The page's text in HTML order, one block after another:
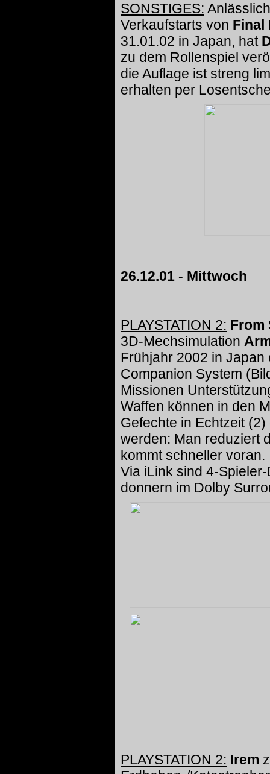
SONSTIGES:
Verkaufstarts von Final
31.01.02 in Japan, hat
zu dem Rollenspiel
die Auflage ist streng
erhalten per
26.12.01 - Mittwoch
PLAYSTATION 2: From
3D-Mechsimulation
Frühjahr 2002 in
Companion System
Missionen
Waffen können in den
Gefechte in Echtzeit
werden: Man reduziert
kommt schneller voran.
Via iLink sind 4-
donnern im Dolby
PLAYSTATION 2: Irem